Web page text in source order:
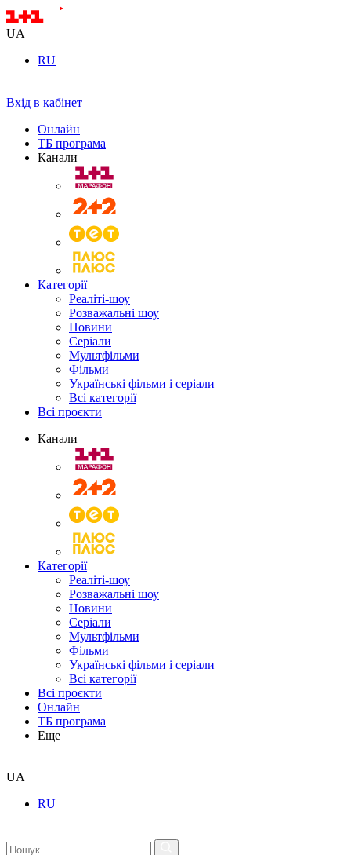
UA
RU
Вхід в кабінет
Онлайн
ТБ програма
Канали
Категорії
Реаліті-шоу
Розважальні шоу
Новини
Серіали
Мультфільми
Фільми
Українські фільми і серіали
Всі категорії
Всі проєкти
Канали
Категорії
Реаліті-шоу
Розважальні шоу
Новини
Серіали
Мультфільми
Фільми
Українські фільми і серіали
Всі категорії
Всі проєкти
Онлайн
ТБ програма
Еще
UA
RU